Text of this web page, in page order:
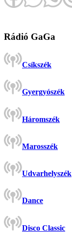
Rádió GaGa
Csíkszék
Gyergyószék
Háromszék
Marosszék
Udvarhelyszék
Dance
Disco Classic